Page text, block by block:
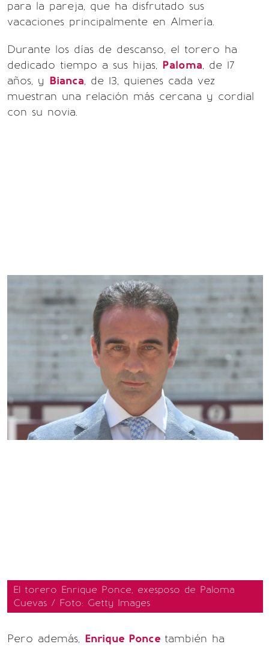
para la pareja, que ha disfrutado sus
vacaciones principalmente en Almería.
Durante los días de descanso, el torero ha
dedicado tiempo a sus hijas, Paloma, de 17
años, y Bianca, de 13, quienes cada vez
muestran una relación más cercana y cordial
con su novia.
El torero Enrique Ponce, exesposo de Paloma
Cuevas / Foto: Getty Images
Pero además, Enrique Ponce también ha